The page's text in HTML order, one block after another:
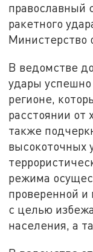
православный
ракетного
Министерство
В ведомстве
удары
регионе,
расстоянии
также
высокоточных
режима
проверенной
с целью
населения, а